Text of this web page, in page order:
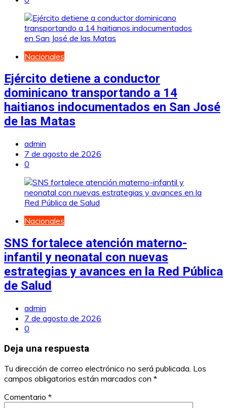
Nacionales
Ejército detiene a conductor
dominicano transportando a 14
haitianos indocumentados en San José
de las Matas
admin
7 de agosto de 2026
0
Nacionales
SNS fortalece atención materno-
infantil y neonatal con nuevas
estrategias y avances en la Red Pública
de Salud
admin
7 de agosto de 2026
0
Deja una respuesta
Tu dirección de correo electrónico no será publicada. Los
campos obligatorios están marcados con *
Comentario *